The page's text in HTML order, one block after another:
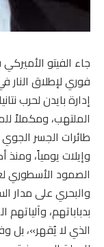
جاء الفيتو
فوري لإطلاق
إدارة بايدن لحرب
الملتهب، ومكملاً
طائرات الجسر الجوي
وإيلات يومياً،
الصمود الأسطوري
والبحري على مدار
بدباباتهم،
الذي لا يُقهر»، بل